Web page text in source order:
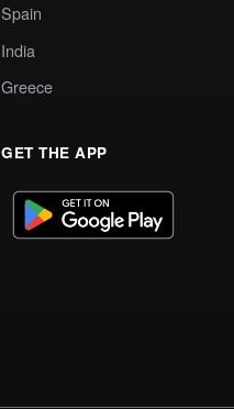
Spain
India
Greece
GET THE APP